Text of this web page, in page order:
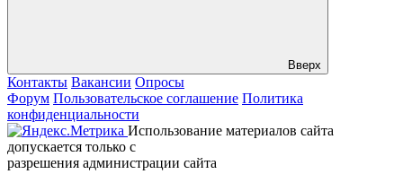
Вверх
Контакты Вакансии Опросы
Форум Пользовательское соглашение Политика
конфиденциальности
Использование материалов сайта
допускается только с
разрешения администрации сайта